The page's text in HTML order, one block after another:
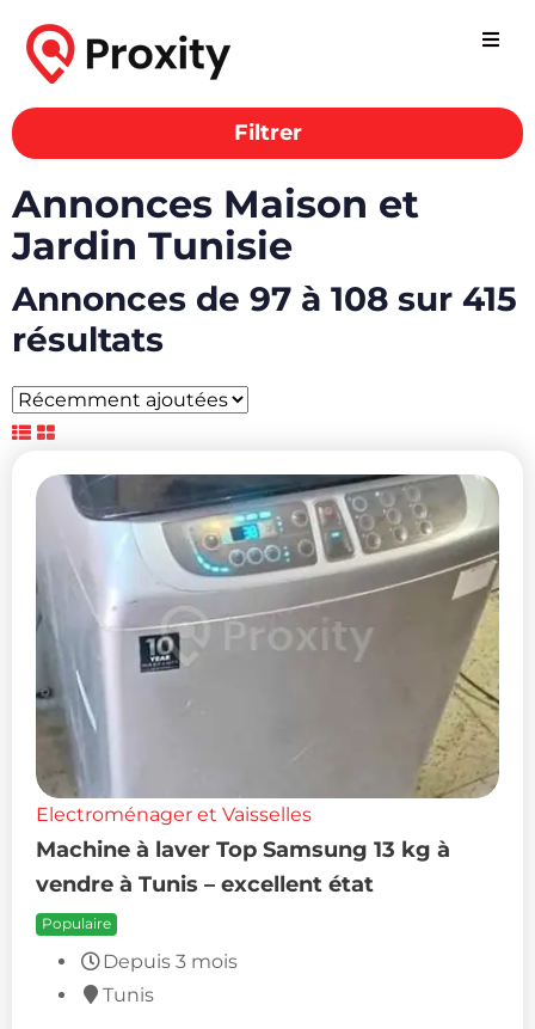
Filtrer
Annonces Maison et
Jardin Tunisie
Annonces de 97 à 108 sur 415
résultats
Electroménager et Vaisselles
Machine à laver Top Samsung 13 kg à
vendre à Tunis – excellent état
Populaire
Depuis 3 mois
Tunis